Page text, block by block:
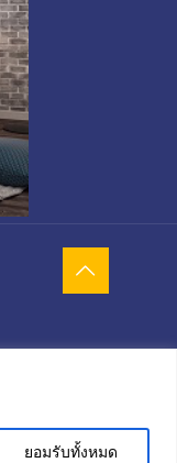
ยอมรับทั้งหมด